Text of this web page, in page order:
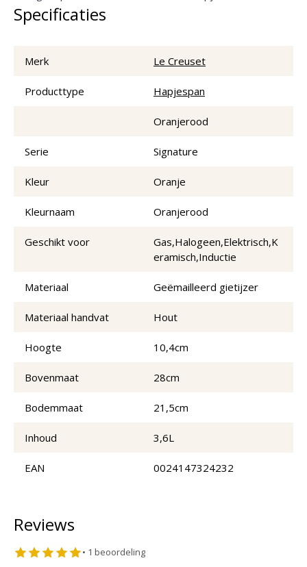
Specificaties
Merk Le Creuset
Producttype Hapjespan
Oranjerood
Serie Signature
Kleur Oranje
Kleurnaam Oranjerood
Geschikt voor
Gas,Halogeen,Elektrisch,K
eramisch,Inductie
Materiaal Geëmailleerd gietijzer
Materiaal handvat Hout
Hoogte 10,4cm
Bovenmaat 28cm
Bodemmaat 21,5cm
Inhoud 3,6L
EAN 0024147324232
Reviews
• 1 beoordeling